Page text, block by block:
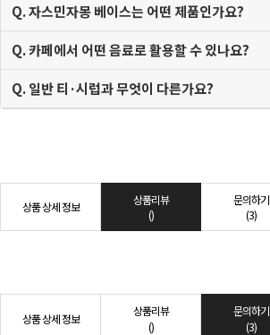
Q. 자스민자몽 베이스는 어떤 제품인가요?
Q. 카페에서 어떤 음료로 활용할 수 있나요?
Q. 일반 티·시럽과 무엇이 다른가요?
상품 상세 정보
상품리뷰
()
문의하기
(3)
상품 상세 정보
상품리뷰
()
문의하기
(3)